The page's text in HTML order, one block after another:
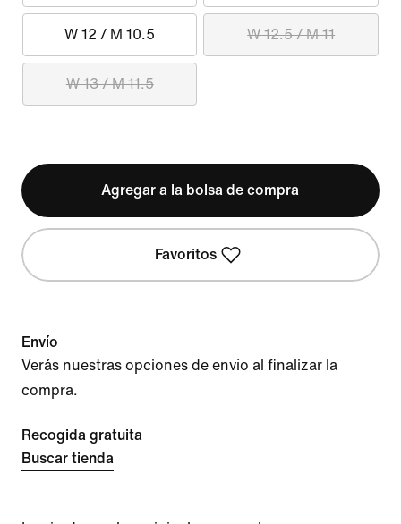
W 12 / M 10.5 W 12.5 / M 11
W 13 / M 11.5
Agregar a la bolsa de compra
Favoritos
Envío
Verás nuestras opciones de envío al finalizar la
compra.
Recogida gratuita
Buscar tienda